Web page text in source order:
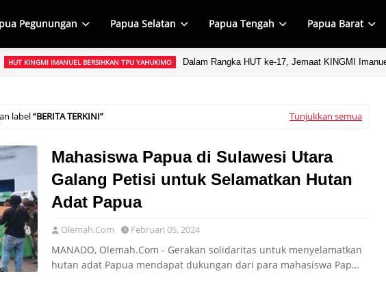
Pegunungan Papua Selatan Papua Tengah Papua Barat
HUT KINGMI IMANUEL BERSIHKAN TPU YAHUKIMO Dalam Rangka HUT ke-17, Jemaat KINGMI
label BERITA TERKINI Tunjukkan semua
Mahasiswa Papua di Sulawesi Utara
Galang Petisi untuk Selamatkan Hutan
Adat Papua
Olemah.Com Februari 05, 2024
MANADO, Olemah.Com - Gerakan solidaritas untuk menyelamatkan
hutan adat Papua mendapat dukungan dari para mahasiswa Pap…